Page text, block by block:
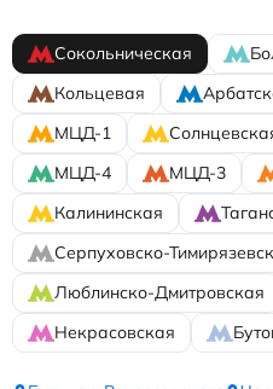
Сокольническая
Кольцевая
МЦД-1
МЦД-4
МЦД-3
Калининская
Серпуховско-
Люблинско-Дмитровская
Некрасовская